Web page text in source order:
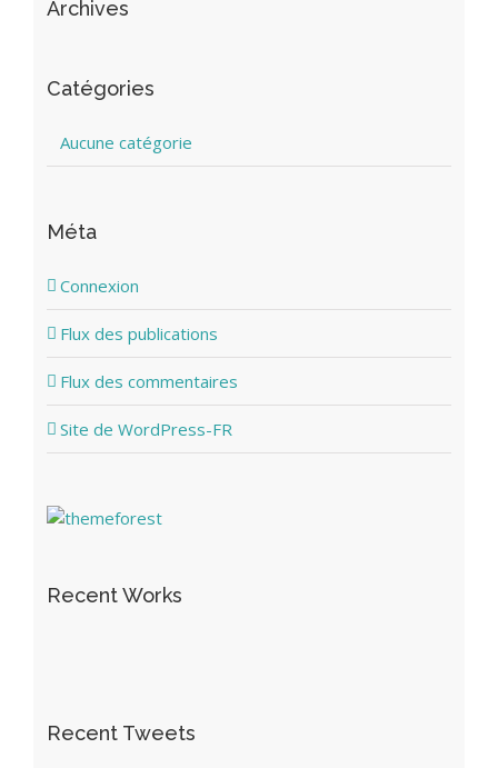
Archives
Catégories
Aucune catégorie
Méta
Connexion
Flux des publications
Flux des commentaires
Site de WordPress-FR
Recent Works
Recent Tweets